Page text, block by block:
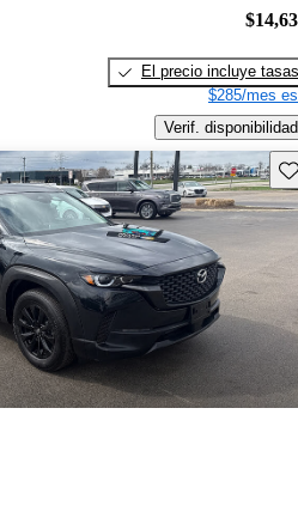
El precio incluye tasas
$285/mes
Verif. disponibilidad